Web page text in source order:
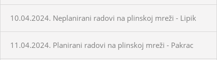
10.04.2024. Neplanirani radovi na plinskoj mreži - Lipik
11.04.2024. Planirani radovi na plinskoj mreži - Pakrac